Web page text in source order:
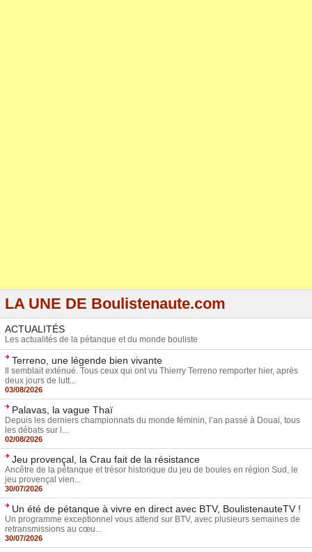
LA UNE DE Boulistenaute.com
ACTUALITÉS
Les actualités de la pétanque et du monde bouliste
Terreno, une légende bien vivante
Il semblait exténué. Tous ceux qui ont vu Thierry Terreno remporter hier, après
deux jours de lutt...
03/08/2026
Palavas, la vague Thaï
Depuis les derniers championnats du monde féminin, l’an passé à Douai, tous
les débats sur l...
02/08/2026
Jeu provençal, la Crau fait de la résistance
Ancêtre de la pétanque et trésor historique du jeu de boules en région Sud, le
jeu provençal vien...
30/07/2026
Un été de pétanque à vivre en direct avec BTV, BoulistenauteTV !
Un programme exceptionnel vous attend sur BTV, avec plusieurs semaines de
retransmissions au cœu...
30/07/2026